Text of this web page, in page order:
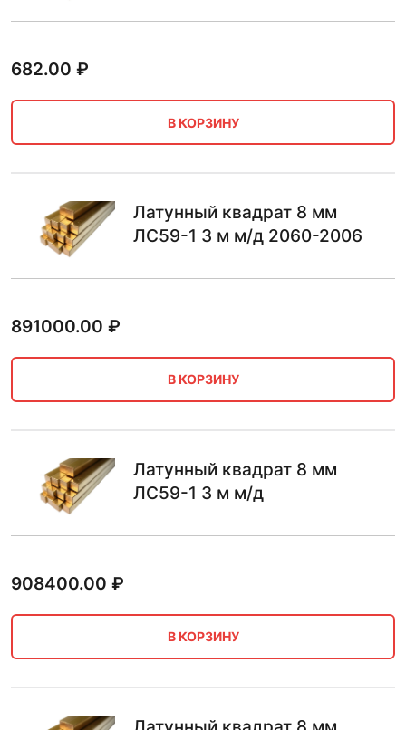
682.00 ₽
В КОРЗИНУ
Латунный квадрат 8 мм
ЛС59-1 3 м м/д 2060-2006
891000.00 ₽
В КОРЗИНУ
Латунный квадрат 8 мм
ЛС59-1 3 м м/д
908400.00 ₽
В КОРЗИНУ